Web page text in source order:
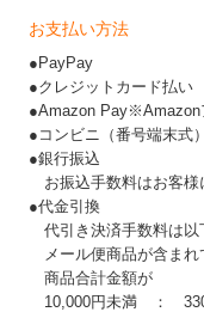
お支払い方法
●PayPay
●クレジットカード払い
●Amazon Pay※Amazon
●コンビニ（番号端末式
●銀行振込
お振込手数料はお客様
●代金引換
代引き決済手数料は以
メール便商品が含ま
商品合計金額が
10,000円未満 ：